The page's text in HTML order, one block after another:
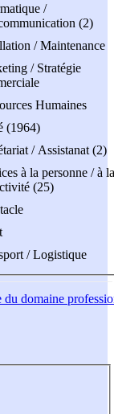
/
(2)
/ Maintenance
/ Stratégie
Humaines
(1964)
/ Assistanat (2)
à la personne / à la
(25)
/ Logistique
domaine